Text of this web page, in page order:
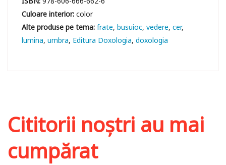
Culoare interior:color
frate busuioc vedere cer
lumina umbra Editura Doxologia doxologia
Cititorii noștri au mai
cumpărat